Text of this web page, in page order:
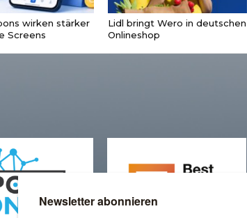
wirken stärker
Screens
Lidl bringt Wero in deutschen
Onlineshop